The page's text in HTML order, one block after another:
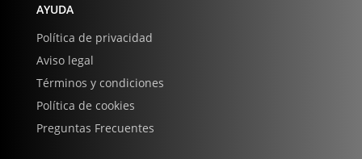
AYUDA
Política de privacidad
Aviso legal
Términos y condiciones
Política de cookies
Preguntas Frecuentes